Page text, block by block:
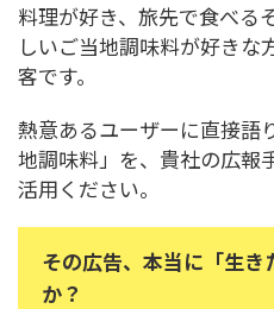
料理が好き、旅先で食べる
しいご当地調味料が好き
客です。
熱意あるユーザーに直接語
地調味料」を、貴社の広報
活用ください。
その広告、本当に「生
か？